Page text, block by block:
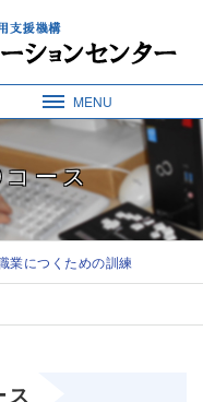
サイトナビ
MENU
ース
業につくための訓練